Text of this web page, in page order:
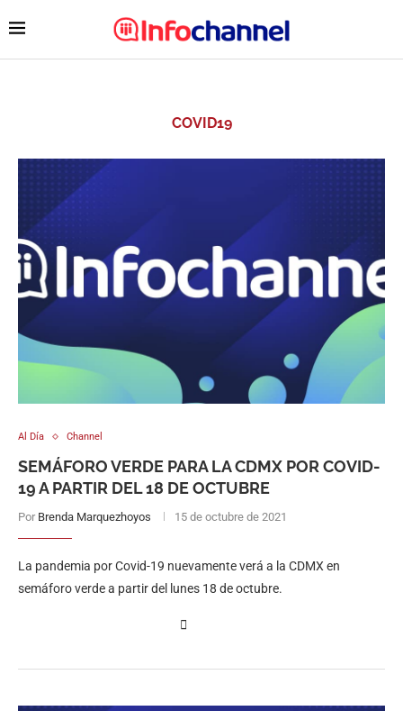
COVID19
Al Día Channel
SEMÁFORO VERDE PARA LA CDMX POR COVID-
19 A PARTIR DEL 18 DE OCTUBRE
Por Brenda Marquezhoyos 15 de octubre de 2021
La pandemia por Covid-19 nuevamente verá a la CDMX en
semáforo verde a partir del lunes 18 de octubre.